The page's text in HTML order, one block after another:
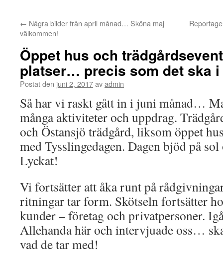
← Några bilder från april månad… Sköna maj
välkommen!
Öppet hus och
platser… precis som det ska i
Postat den juni 2, 2017avadmin
Så har vi raskt gått in i juni månad…
många aktiviteter och uppdrag.
och Östansjö trädgård, liksom öppet
med Tysslingedagen. Dagen bjöd på
Lyckat!
Vi fortsätter att åka runt på
ritningar tar form. Skötseln fortsätter
kunder – företag och privatpersoner.
Allehanda här och intervjuade oss…
vad de tar med!